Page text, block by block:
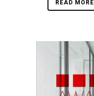
READ MORE